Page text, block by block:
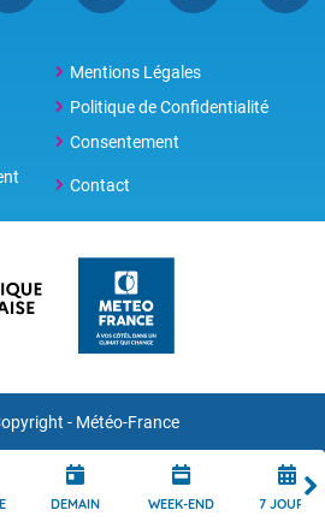
DEMAIN WEEK-END 7 JOURS
Mentions Légales
Politique de Confidentialité
Consentement
Contact
- Météo-France